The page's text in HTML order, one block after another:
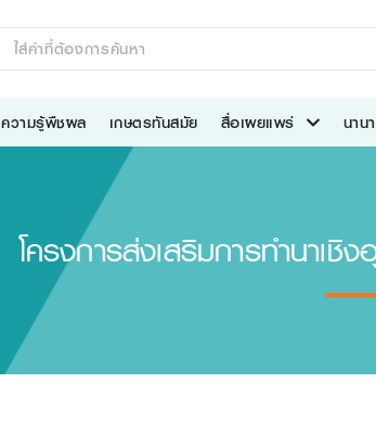
ความรู้พืชผล เกษตรทันสมัย สื่อเผยแพร่ นาน
โครงการส่งเสริมการทำนาเ